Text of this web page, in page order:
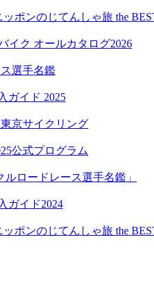
ポンのじてんしゃ旅 the
イク オールカタログ2026
選手名鑑
ガイド 2025
京サイクリング
公式プログラム
ルロードレース選手名鑑」
ガイド2024
ポンのじてんしゃ旅 the